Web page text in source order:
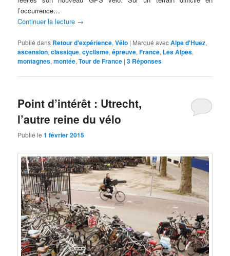
l’occurrence…
Continuer la lecture →
Publié dans Retour d'expérience,Vélo | Marqué avecAlpe d'Huez,
ascension,classique,cyclisme,épreuve,France, Les Alpes,
montagnes,montée,Tour de France |3 Réponses
Point d’intérêt : Utrecht,
l’autre reine du vélo
Publié le1 février 2015